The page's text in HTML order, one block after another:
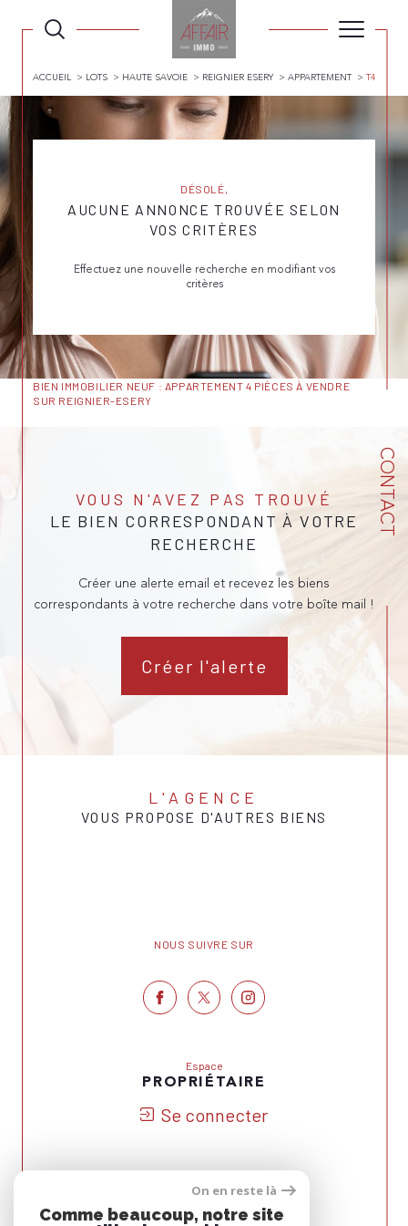
CONTACT
ACCUEIL LOTS HAUTE SAVOIE REIGNIER ESERY APPARTEMENT T4
DÉSOLÉ,
AUCUNE ANNONCE TROUVÉE SELON
VOS CRITÈRES
Effectuez une nouvelle recherche en modifiant vos
critères
BIEN IMMOBILIER NEUF : APPARTEMENT 4 PIÈCES À VENDRE
SUR REIGNIER-ESERY
VOUS N'AVEZ PAS TROUVÉ
LE BIEN CORRESPONDANT À VOTRE
RECHERCHE
Créer une alerte email et recevez les biens
correspondants à votre recherche dans votre boîte mail !
Créer l'alerte
L'AGENCE
VOUS PROPOSE D'AUTRES BIENS
NOUS SUIVRE SUR
Espace
PROPRIÉTAIRE
Se connecter
ADHÉRONS
On en reste là
Comme beaucoup, notre site